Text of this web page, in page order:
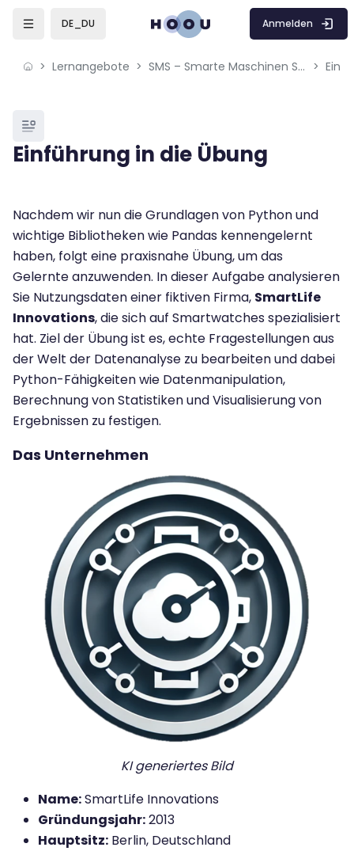
Skip to sidebar navigation menu
Skip to mobile navigation menu
DE_DU Anmelden
Lernangebote SMS – Smarte Maschinen Systeme: Daten von smarten Geräten nutzen
Blöcke
Einführung in die Übung
Blöcke
Nachdem wir nun die Grundlagen von Python und
wichtige Bibliotheken wie Pandas kennengelernt
haben, folgt eine praxisnahe Übung, um das
Gelernte anzuwenden. In dieser Aufgabe analysieren
Sie Nutzungsdaten einer fiktiven Firma, SmartLife
Innovations, die sich auf Smartwatches spezialisiert
hat. Ziel der Übung ist es, echte Fragestellungen aus
der Welt der Datenanalyse zu bearbeiten und dabei
Python-Fähigkeiten wie Datenmanipulation,
Berechnung von Statistiken und Visualisierung von
Ergebnissen zu festigen.
Das Unternehmen
KI generiertes Bild
Name:SmartLife Innovations
Gründungsjahr:2013
Hauptsitz: Berlin, Deutschland